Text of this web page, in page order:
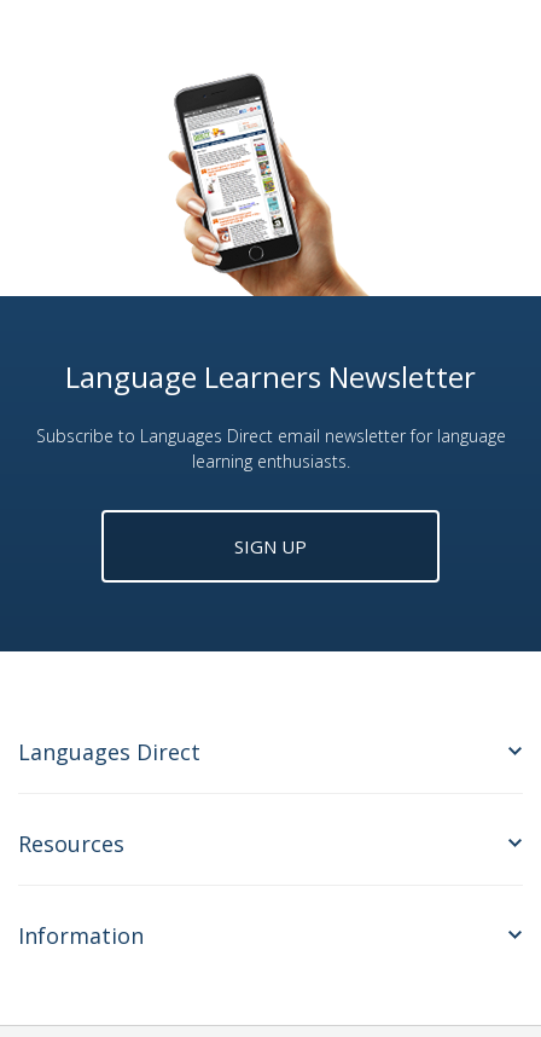
Language Learners Newsletter
Subscribe to Languages Direct email newsletter for language
learning enthusiasts.
SIGN UP
Languages Direct
Resources
Information